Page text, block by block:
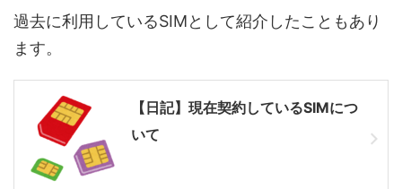
過去に利用しているSIMとして紹介したこともあり
ます。
【日記】現在契約しているSIMにつ
いて